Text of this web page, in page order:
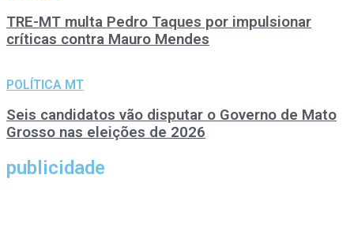
TRE-MT multa Pedro Taques por impulsionar
críticas contra Mauro Mendes
POLÍTICA MT
Seis candidatos vão disputar o Governo de Mato
Grosso nas eleições de 2026
publicidade